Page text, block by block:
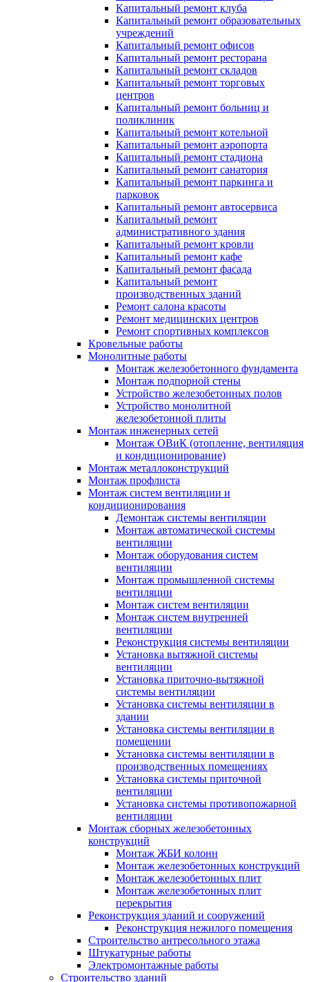
Капитальный ремонт клуба
Капитальный ремонт образовательных
учреждений
Капитальный ремонт офисов
Капитальный ремонт ресторана
Капитальный ремонт складов
Капитальный ремонт торговых
центров
Капитальный ремонт больниц и
поликлиник
Капитальный ремонт котельной
Капитальный ремонт аэропорта
Капитальный ремонт стадиона
Капитальный ремонт санатория
Капитальный ремонт паркинга и
парковок
Капитальный ремонт автосервиса
Капитальный ремонт
административного здания
Капитальный ремонт кровли
Капитальный ремонт кафе
Капитальный ремонт фасада
Капитальный ремонт
производственных зданий
Ремонт салона красоты
Ремонт медицинских центров
Ремонт спортивных комплексов
Кровельные работы
Монолитные работы
Монтаж железобетонного фундамента
Монтаж подпорной стены
Устройство железобетонных полов
Устройство монолитной
железобетонной плиты
Монтаж инженерных сетей
Монтаж ОВиК (отопление, вентиляция
и кондиционирование)
Монтаж металлоконструкций
Монтаж профлиста
Монтаж систем вентиляции и
кондиционирования
Демонтаж системы вентиляции
Монтаж автоматической системы
вентиляции
Монтаж оборудования систем
вентиляции
Монтаж промышленной системы
вентиляции
Монтаж систем вентиляции
Монтаж систем внутренней
вентиляции
Реконструкция системы вентиляции
Установка вытяжной системы
вентиляции
Установка приточно-вытяжной
системы вентиляции
Установка системы вентиляции в
здании
Установка системы вентиляции в
помещении
Установка системы вентиляции в
производственных помещениях
Установка системы приточной
вентиляции
Установка системы противопожарной
вентиляции
Монтаж сборных железобетонных
конструкций
Монтаж ЖБИ колонн
Монтаж железобетонных конструкций
Монтаж железобетонных плит
Монтаж железобетонных плит
перекрытия
Реконструкция зданий и сооружений
Реконструкция нежилого помещения
Строительство антресольного этажа
Штукатурные работы
Электромонтажные работы
Строительство зданий